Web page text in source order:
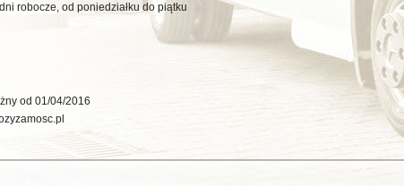
robocze, od poniedziałku do piątku
ważny od 01/04/2016